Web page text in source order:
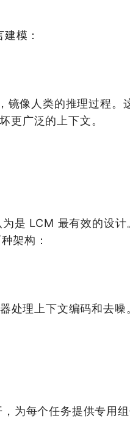
模：
镜像人类的推理过程。
更广泛的上下文。
是 LCM 最有效的设
架构：
理上下文编码和去噪
为每个任务提供专用组